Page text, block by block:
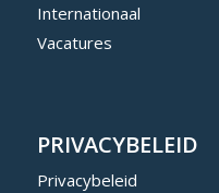
Internationaal
Vacatures
PRIVACYBELEID
Privacybeleid